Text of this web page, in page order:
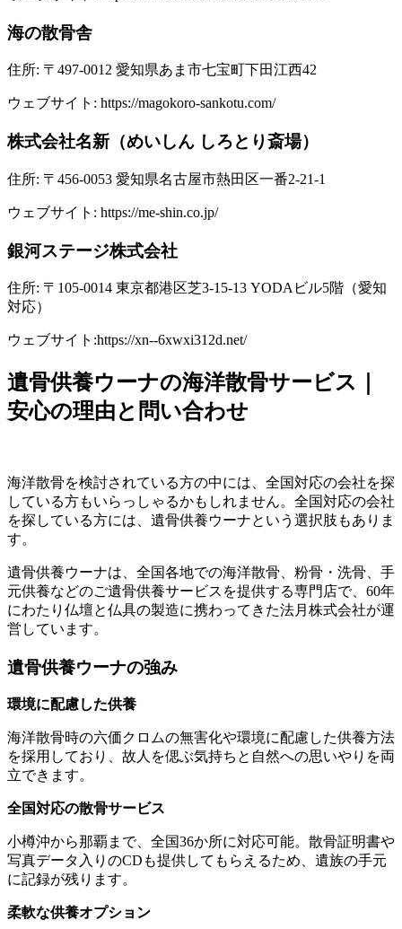
海の散骨舎
住所: 〒497-0012 愛知県あま市七宝町下田江西42
ウェブサイト: https://magokoro-sankotu.com/
株式会社名新（めいしん しろとり斎場）
住所: 〒456-0053 愛知県名古屋市熱田区一番2-21-1
ウェブサイト: https://me-shin.co.jp/
銀河ステージ株式会社
住所: 〒105-0014 東京都港区芝3-15-13 YODAビル5階（愛知
対応）
ウェブサイト:https://xn--6xwxi312d.net/
遺骨供養ウーナの海洋散骨サービス｜
安心の理由と問い合わせ
海洋散骨を検討されている方の中には、全国対応の会社を探
している方もいらっしゃるかもしれません。 全国対応の会社
を探している方には、遺骨供養ウーナという選択肢もありま
す。
遺骨供養ウーナは、全国各地での海洋散骨、粉骨・洗骨、手
元供養などのご遺骨供養サービスを提供する専門店で、60年
にわたり仏壇と仏具の製造に携わってきた法月株式会社が運
営しています。
遺骨供養ウーナの強み
環境に配慮した供養
海洋散骨時の六価クロムの無害化や環境に配慮した供養方法
を採用しており、故人を偲ぶ気持ちと自然への思いやりを両
立できます。
全国対応の散骨サービス
小樽沖から那覇まで、全国36か所に対応可能。散骨証明書や
写真データ入りのCDも提供してもらえるため、遺族の手元
に記録が残ります。
柔軟な供養オプション